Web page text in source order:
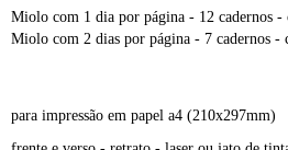
Miolo com 1 dia por página - 12 cadernos -
Miolo com 2 dias por página - 7 cadernos -
para impressão em papel a4 (210x297mm)